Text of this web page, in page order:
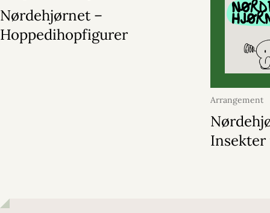
Nørdehjørnet –
Hoppedihopfigurer
Arrangement
2026
Insekter